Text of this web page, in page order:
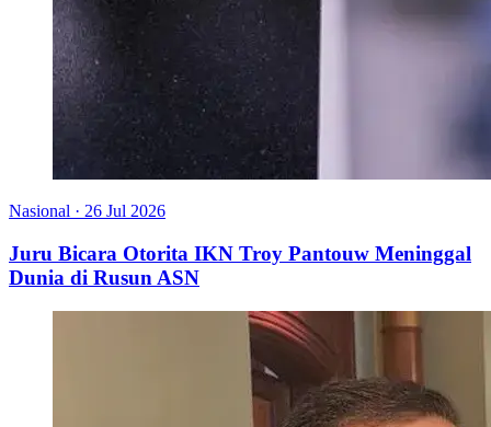
Nasional · 26 Jul 2026
Juru Bicara Otorita IKN Troy Pantouw Meninggal
Dunia di Rusun ASN